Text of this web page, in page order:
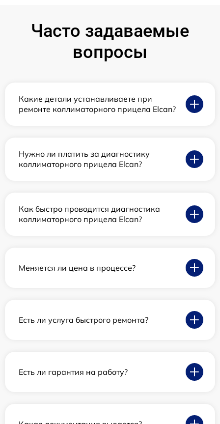
Часто задаваемые
вопросы
Какие детали устанавливаете при
ремонте коллиматорного прицела Elcan?
Нужно ли платить за диагностику
коллиматорного прицела Elcan?
Как быстро проводится диагностика
коллиматорного прицела Elcan?
Меняется ли цена в процессе?
Есть ли услуга быстрого ремонта?
Есть ли гарантия на работу?